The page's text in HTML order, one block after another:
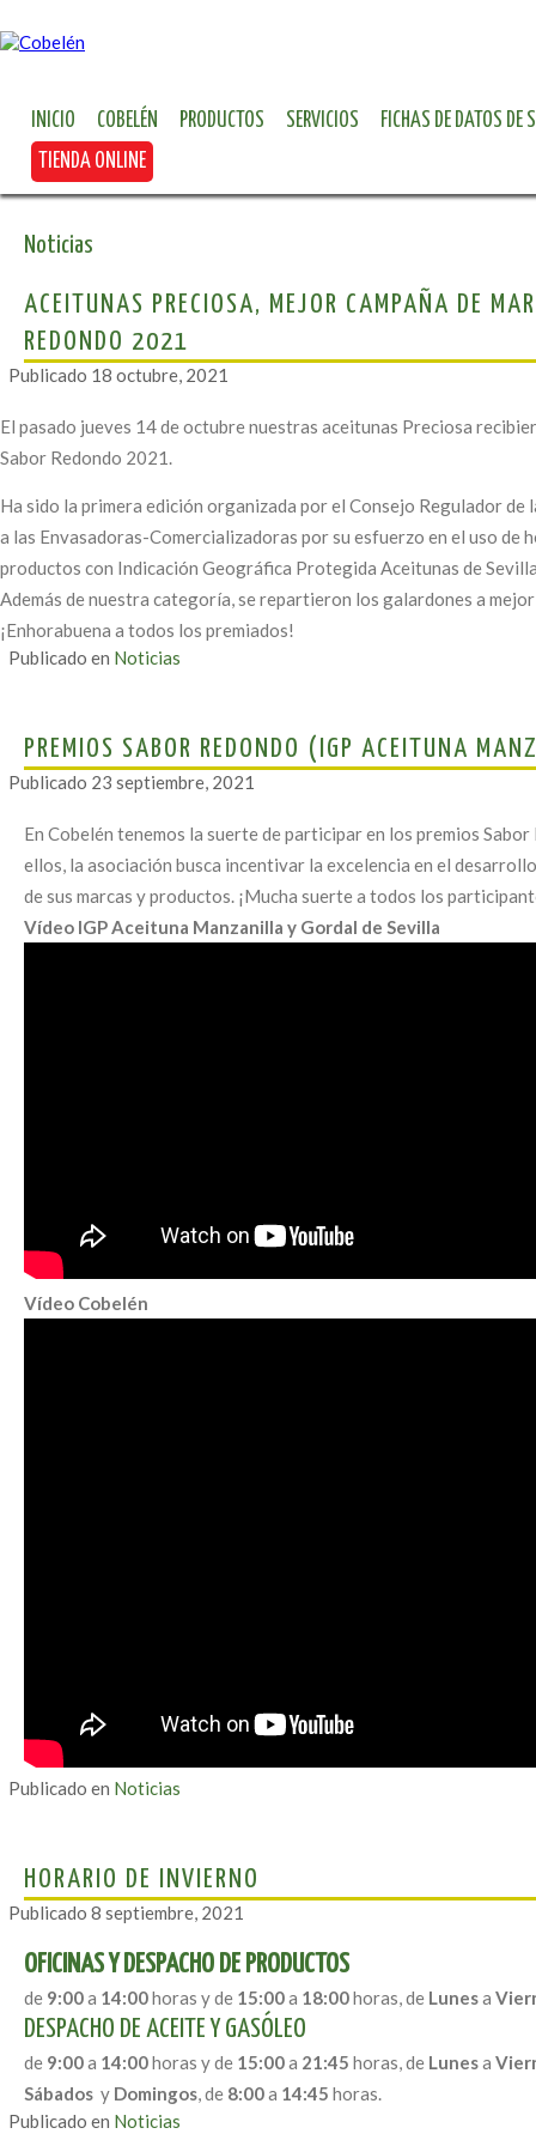
INICIO COBELÉN PRODUCTOS SERVICIOS
FICHAS DE DATOS DE
TIENDA ONLINE
Noticias
ACEITUNAS PRECIOSA, MEJOR CAMPAÑA DE
REDONDO 2021
Publicado 18 octubre, 2021
El pasado jueves 14 de octubre nuestras aceitunas Preciosa
Sabor Redondo 2021.
Ha sido la primera edición organizada por el Consejo Regulador de
a las Envasadoras-Comercializadoras por su esfuerzo en el uso
productos con Indicación Geográfica Protegida Aceitunas de
Además de nuestra categoría, se repartieron los galardones a
¡Enhorabuena a todos los premiados!
Publicado en Noticias
PREMIOS SABOR REDONDO (IGP ACEITUNA
Publicado 23 septiembre, 2021
En Cobelén tenemos la suerte de participar en los premios
ellos, la asociación busca incentivar la excelencia en el
de sus marcas y productos. ¡Mucha suerte a todos los
Vídeo IGP Aceituna Manzanilla y Gordal de Sevilla
Vídeo Cobelén
Publicado en Noticias
HORARIO DE INVIERNO
Publicado 8 septiembre, 2021
OFICINAS Y DESPACHO DE PRODUCTOS
de 9:00a 14:00horas y de 15:00a 18:00horas, de Lunesa
DESPACHO DE ACEITE Y GASÓLEO
de 9:00a 14:00horas y de 15:00a 21:45 horas, de Lunesa
Sábados y Domingos, de 8:00a 14:45 horas.
Publicado en Noticias